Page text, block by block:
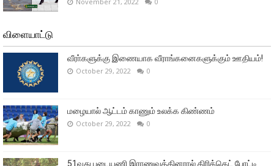
விளையாட்டு
வீரா்களுக்கு இணையாக வீராங்கனைகளுக்கும் ஊதியம்!
October 29, 2022 0
மழையால் ஆட்டம் காணும் உலக்க கிண்ணம்
October 29, 2022 0
51வது படையணி இராணுவத்தினரால் கிரிக்கெட் போட்டி